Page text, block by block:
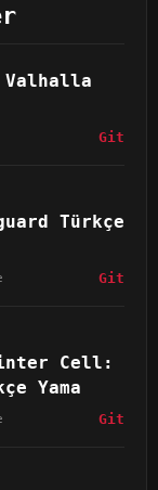
Valhalla
Git
Türkçe
Git
Cell:
Yama
Git